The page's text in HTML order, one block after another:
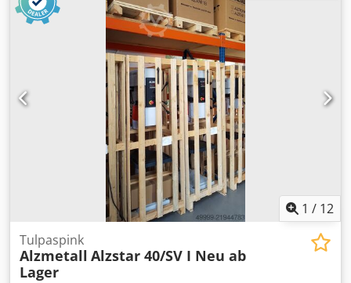
1 / 12
Tulpaspink
Alzmetall Alzstar 40/SV I Neu ab
Lager